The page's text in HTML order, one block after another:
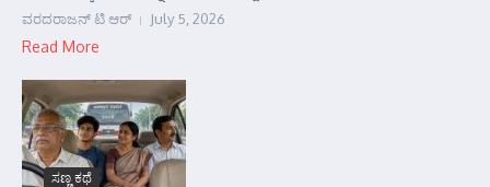
ವರದರಾಜನ್ ಟಿ ಆರ್ July 5, 2026
Read More
ಸಣ್ಣ ಕಥೆ